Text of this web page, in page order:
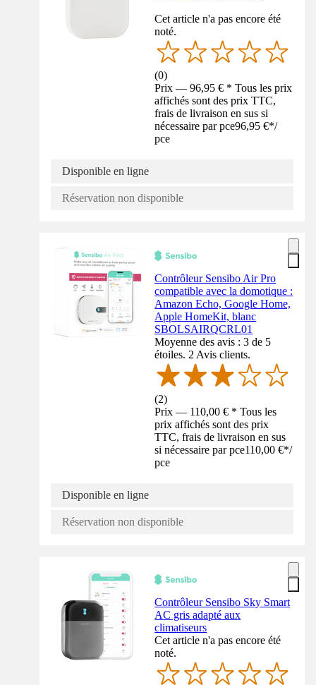
Cet article n'a pas encore été
noté.
(0)
Prix — 96,95 € * Tous les prix
affichés sont des prix TTC,
frais de livraison en sus si
nécessaire par pce96,95 €*/
pce
Disponible en ligne
Réservation non disponible
Contrôleur Sensibo Air Pro
compatible avec la domotique :
Amazon Echo, Google Home,
Apple HomeKit, blanc
SBOLSAIRQCRL01
Moyenne des avis : 3 de 5
étoiles. 2 Avis clients.
(2)
Prix — 110,00 € * Tous les
prix affichés sont des prix
TTC, frais de livraison en sus
si nécessaire par pce110,00 €*/
pce
Disponible en ligne
Réservation non disponible
Contrôleur Sensibo Sky Smart
AC gris adapté aux
climatiseurs
Cet article n'a pas encore été
noté.